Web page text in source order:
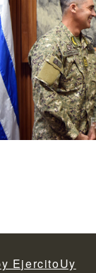
EjercitoUy